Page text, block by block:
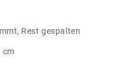
Rest gespalten
cm